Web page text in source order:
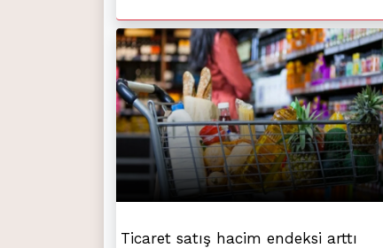
Ticaret satış hacim endeksi arttı